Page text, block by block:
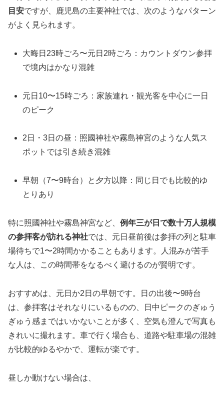
目安ですが、鹿児島の主要神社では、次のようなパターン
がよく見られます。
大晦日23時ごろ〜元日2時ごろ：カウントダウン参拝
で境内はかなり混雑
元日10〜15時ごろ：家族連れ・観光客を中心に一日
のピーク
2日・3日の昼：照國神社や霧島神宮のような人気ス
ポットでは引き続き混雑
早朝（7〜9時台）と夕方以降：同じ日でも比較的ゆ
とりあり
特に照國神社や霧島神宮など、 例年三が日で数十万人規模
の参拝客が訪れる神社では、元日昼前後は参拝の列と駐車
場待ちで1〜2時間かかることもあります。人混みが苦手
な人は、この時間帯をなるべく避けるのが賢明です。
おすすめは、元日か2日の早朝です。日の出後〜9時台
は、参拝客はそれなりにいるものの、日中ピークのぎゅう
ぎゅう感まではいかないことが多く、空気も澄んで写真も
きれいに撮れます。車で行く場合も、道路や駐車場の混雑
が比較的ゆるやかで、運転が楽です。
昼しか動けない場合は、